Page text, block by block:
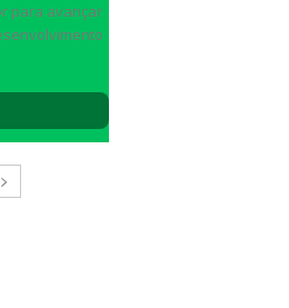
para avançar